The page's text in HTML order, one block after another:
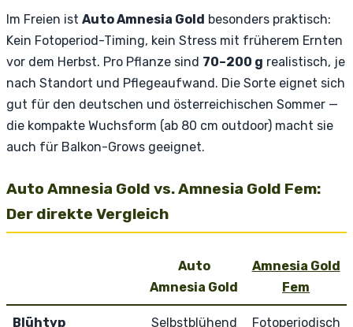
Im Freien ist Auto Amnesia Gold besonders praktisch:
Kein Fotoperiod-Timing, kein Stress mit früherem Ernten
vor dem Herbst. Pro Pflanze sind 70–200 g realistisch, je
nach Standort und Pflegeaufwand. Die Sorte eignet sich
gut für den deutschen und österreichischen Sommer —
die kompakte Wuchsform (ab 80 cm outdoor) macht sie
auch für Balkon-Grows geeignet.
Auto Amnesia Gold vs. Amnesia Gold Fem:
Der direkte Vergleich
Auto
Amnesia Gold
Amnesia Gold
Fem
Blühtyp Selbstblühend Fotoperiodisch